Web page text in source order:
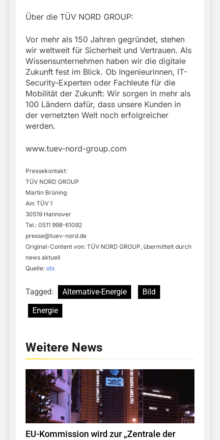
Über die TÜV NORD GROUP:
Vor mehr als 150 Jahren gegründet, stehen
wir weltweit für Sicherheit und Vertrauen. Als
Wissensunternehmen haben wir die digitale
Zukunft fest im Blick. Ob Ingenieurinnen, IT-
Security-Experten oder Fachleute für die
Mobilität der Zukunft: Wir sorgen in mehr als
100 Ländern dafür, dass unsere Kunden in
der vernetzten Welt noch erfolgreicher
werden.
www.tuev-nord-group.com
Pressekontakt:
TÜV NORD GROUP
Martin Brüning
Am TÜV 1
30519 Hannover
Tel.: 0511 998-61092
presse@tuev-nord.de
Original-Content von: TÜV NORD GROUP, übermittelt durch
news aktuell
Quelle: ots
Tagged: Alternative-Energie
Bild
Energie
Weitere News
EU-Kommission wird zur „Zentrale der